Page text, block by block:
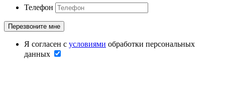
Телефон
Я согласен с условиями обработки персональных
данных